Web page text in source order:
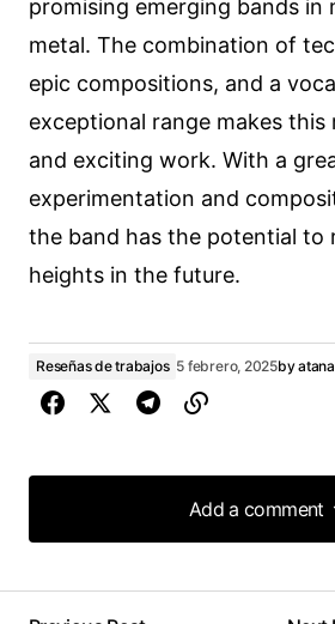
promising emerging bands in
metal. The combination of
epic compositions, and a
exceptional range makes this
and exciting work. With a
experimentation and
the band has the potential to
heights in the future.
Reseñas de trabajos 5 febrero, 2025by
Add a comment
Add a comment